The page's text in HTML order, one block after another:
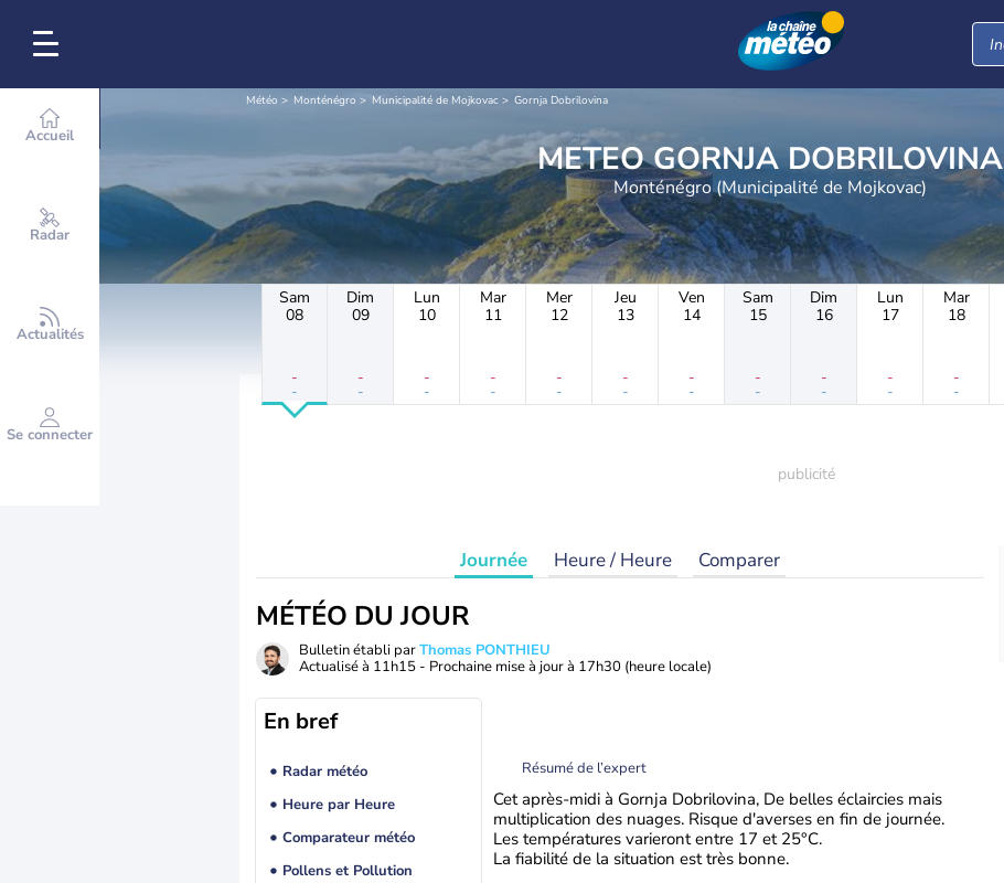
Accueil
Radar
Actualités
Se connecter
Météo Monténégro Municipalité de Mojkovac Gornja Dobrilovina
METEO GORNJA DOBRILOVINA
Monténégro (Municipalité de Mojkovac)
Sam
08
-
-
Dim
09
-
-
Lun
10
-
-
Mar
11
-
-
Mer
12
-
-
Jeu
13
-
-
Ven
14
-
-
Sam
15
-
-
Dim
16
-
-
Lun
17
-
-
Mar
18
-
-
Journée Heure / Heure Comparer
MÉTÉO DU JOUR
Bulletin établi parThomas PONTHIEU
Actualisé à 11h15 - Prochaine mise à jour à 17h30 (heure locale)
En bref
Radar météo
Heure par Heure
Comparateur météo
Pollens et Pollution
Résumé de l’expert
Cet après-midi à Gornja Dobrilovina, De belles éclaircies mais
multiplication des nuages. Risque d'averses en fin de journée.
Les températures varieront entre 17 et 25°C.
La fiabilité de la situation est très bonne.